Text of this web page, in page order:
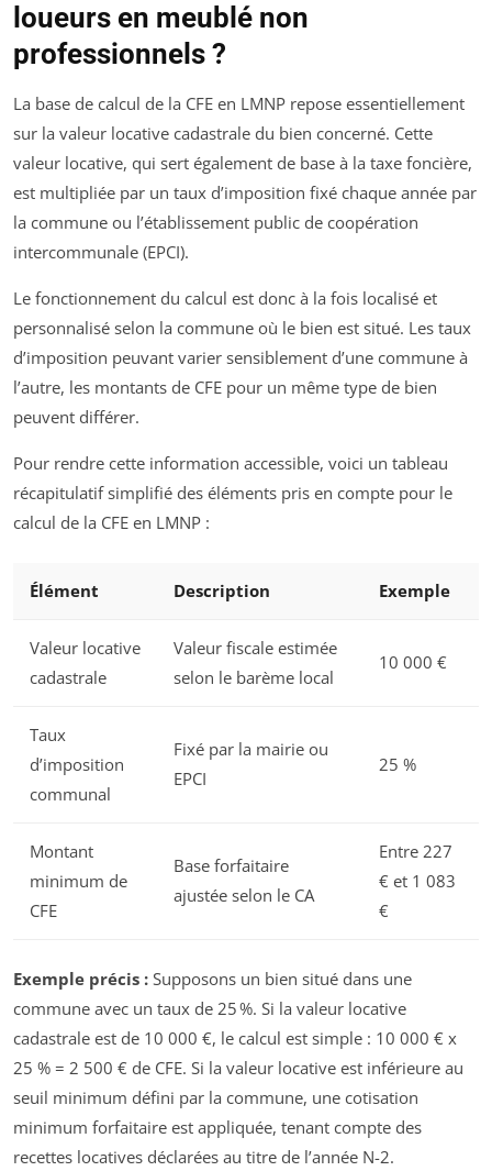
loueurs en meublé non
professionnels ?
La base de calcul de la CFE en LMNP repose essentiellement
sur la valeur locative cadastrale du bien concerné. Cette
valeur locative, qui sert également de base à la taxe foncière,
est multipliée par un taux d’imposition fixé chaque année par
la commune ou l’établissement public de coopération
intercommunale (EPCI).
Le fonctionnement du calcul est donc à la fois localisé et
personnalisé selon la commune où le bien est situé. Les taux
d’imposition peuvant varier sensiblement d’une commune à
l’autre, les montants de CFE pour un même type de bien
peuvent différer.
Pour rendre cette information accessible, voici un tableau
récapitulatif simplifié des éléments pris en compte pour le
calcul de la CFE en LMNP :
Élément Description Exemple
Valeur locative
cadastrale
Valeur fiscale estimée
selon le barème local
10 000 €
Taux
d’imposition
communal
Fixé par la mairie ou
EPCI
25 %
Montant
minimum de
CFE
Base forfaitaire
ajustée selon le CA
Entre 227
€ et 1 083
€
Exemple précis : Supposons un bien situé dans une
commune avec un taux de 25 %. Si la valeur locative
cadastrale est de 10 000 €, le calcul est simple : 10 000 € x
25 % = 2 500 € de CFE. Si la valeur locative est inférieure au
seuil minimum défini par la commune, une cotisation
minimum forfaitaire est appliquée, tenant compte des
recettes locatives déclarées au titre de l’année N-2.